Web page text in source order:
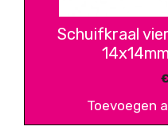
Schuifkraal
Toevoegen